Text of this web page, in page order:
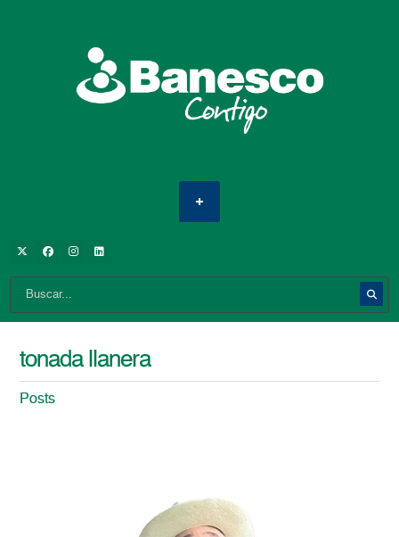
tonada llanera
Posts